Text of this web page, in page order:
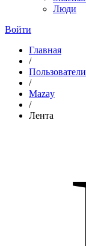
Люди
Войти
Главная
/
Пользователи
/
Mazay
/
Лента